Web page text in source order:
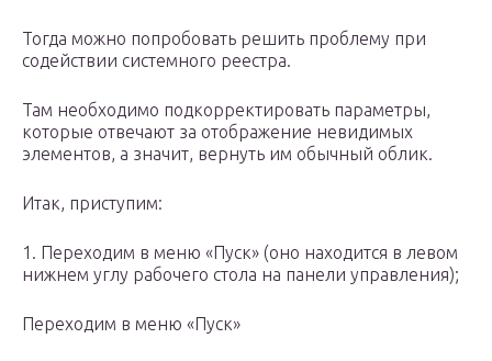
Тогда можно попробовать решить проблему при
содействии системного реестра.
Там необходимо подкорректировать параметры,
которые отвечают за отображение невидимых
элементов, а значит, вернуть им обычный облик.
Итак, приступим:
1. Переходим в меню «Пуск» (оно находится в левом
нижнем углу рабочего стола на панели управления);
Переходим в меню «Пуск»